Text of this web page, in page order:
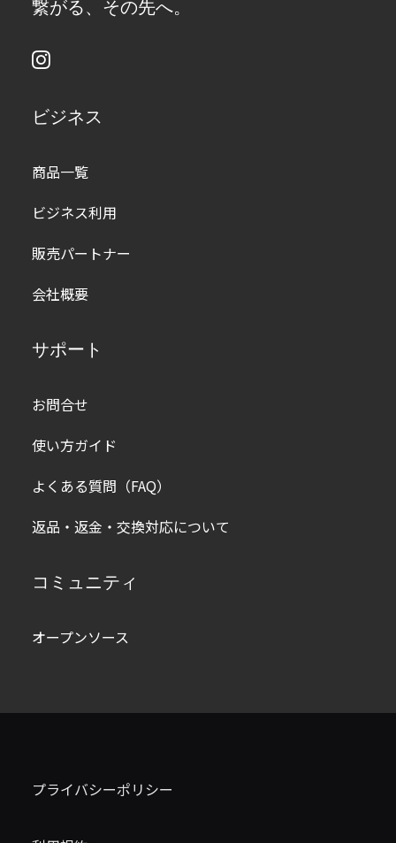
繋がる、その先へ。
ビジネス
商品一覧
ビジネス利用
販売パートナー
会社概要
サポート
お問合せ
使い方ガイド
よくある質問（FAQ）
返品・返金・交換対応について
コミュニティ
オープンソース
プライバシーポリシー